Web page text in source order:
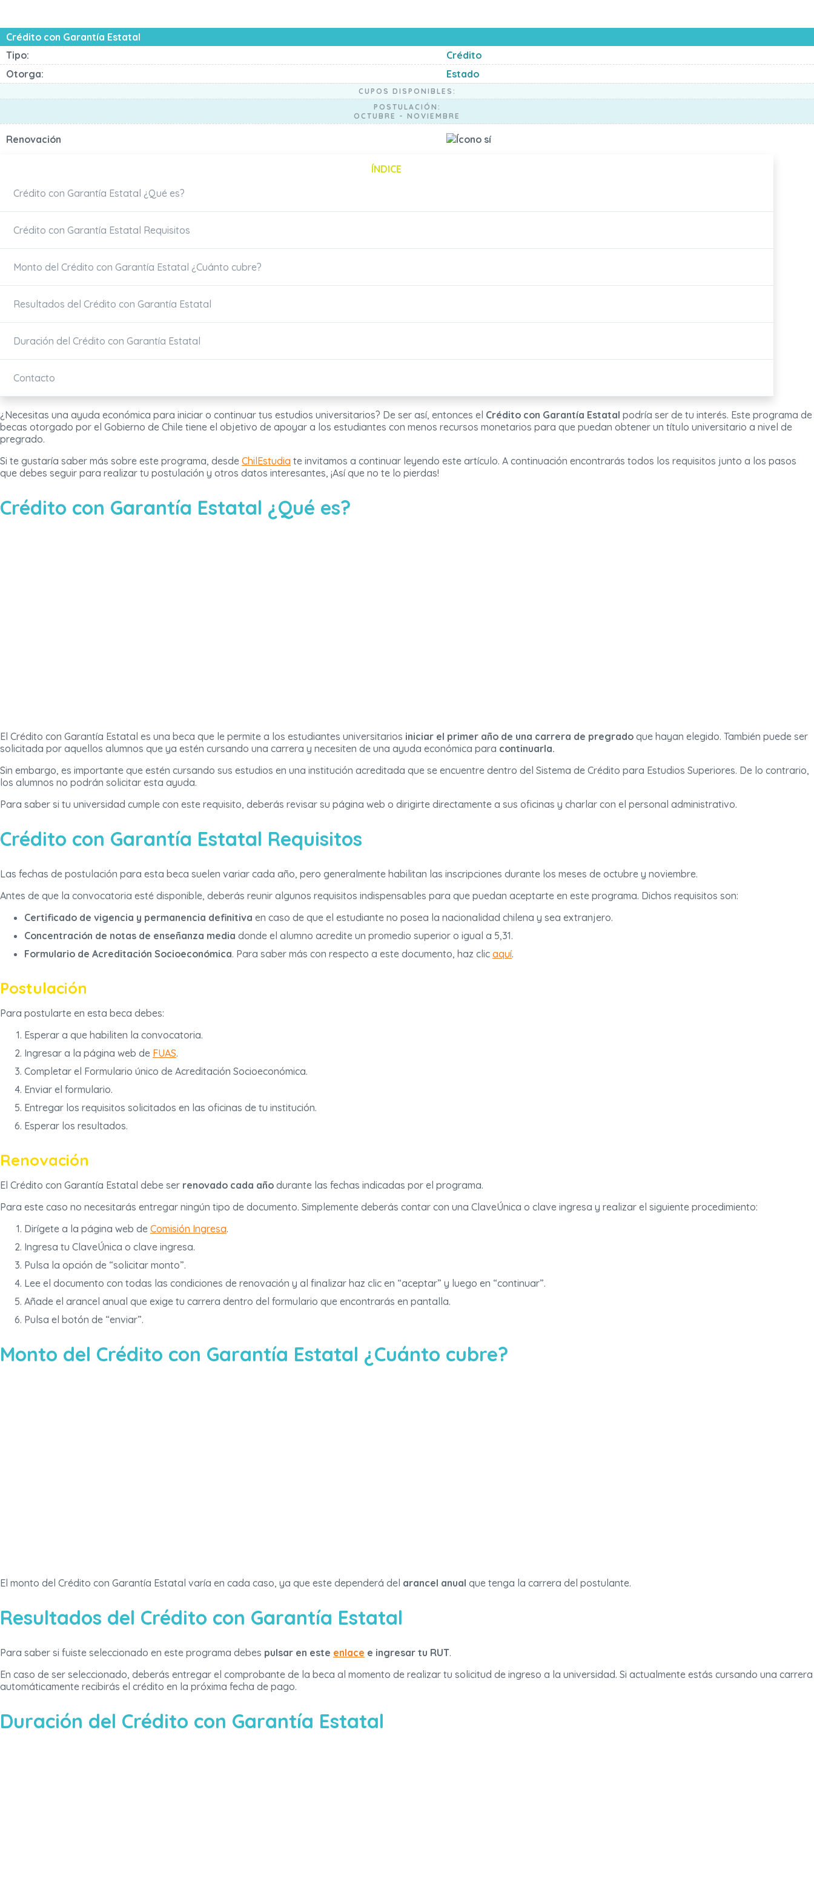
Crédito con Garantía Estatal
Tipo:
Crédito
Otorga:
Estado
CUPOS DISPONIBLES:
POSTULACIÓN:
OCTUBRE - NOVIEMBRE
Renovación
ÍNDICE
Crédito con Garantía Estatal ¿Qué es?
Crédito con Garantía Estatal Requisitos
Monto del Crédito con Garantía Estatal ¿Cuánto cubre?
Resultados del Crédito con Garantía Estatal
Duración del Crédito con Garantía Estatal
Contacto
¿Necesitas una ayuda económica para iniciar o continuar tus estudios universitarios? De ser así, entonces el Crédito con Garantía Estatal podría ser de tu interés. Este programa de
becas otorgado por el Gobierno de Chile tiene el objetivo de apoyar a los estudiantes con menos recursos monetarios para que puedan obtener un título universitario a nivel de
pregrado.
Si te gustaría saber más sobre este programa, desde ChilEstudia te invitamos a continuar leyendo este artículo. A continuación encontrarás todos los requisitos junto a los pasos
que debes seguir para realizar tu postulación y otros datos interesantes, ¡Así que no te lo pierdas!
Crédito con Garantía Estatal ¿Qué es?
El Crédito con Garantía Estatal es una beca que le permite a los estudiantes universitarios iniciar el primer año de una carrera de pregrado que hayan elegido. También puede ser
solicitada por aquellos alumnos que ya estén cursando una carrera y necesiten de una ayuda económica para continuarla.
Sin embargo, es importante que estén cursando sus estudios en una institución acreditada que se encuentre dentro del Sistema de Crédito para Estudios Superiores. De lo contrario,
los alumnos no podrán solicitar esta ayuda.
Para saber si tu universidad cumple con este requisito, deberás revisar su página web o dirigirte directamente a sus oficinas y charlar con el personal administrativo.
Crédito con Garantía Estatal Requisitos
Las fechas de postulación para esta beca suelen variar cada año, pero generalmente habilitan las inscripciones durante los meses de octubre y noviembre.
Antes de que la convocatoria esté disponible, deberás reunir algunos requisitos indispensables para que puedan aceptarte en este programa. Dichos requisitos son:
Certificado de vigencia y permanencia definitiva en caso de que el estudiante no posea la nacionalidad chilena y sea extranjero.
Concentración de notas de enseñanza media donde el alumno acredite un promedio superior o igual a 5,31.
Formulario de Acreditación Socioeconómica. Para saber más con respecto a este documento, haz clic aquí.
Postulación
Para postularte en esta beca debes:
Esperar a que habiliten la convocatoria.
Ingresar a la página web de FUAS.
Completar el Formulario único de Acreditación Socioeconómica.
Enviar el formulario.
Entregar los requisitos solicitados en las oficinas de tu institución.
Esperar los resultados.
Renovación
El Crédito con Garantía Estatal debe ser renovado cada año durante las fechas indicadas por el programa.
Para este caso no necesitarás entregar ningún tipo de documento. Simplemente deberás contar con una ClaveÚnica o clave ingresa y realizar el siguiente procedimiento:
Dirígete a la página web de Comisión Ingresa.
Ingresa tu ClaveÚnica o clave ingresa.
Pulsa la opción de “solicitar monto”.
Lee el documento con todas las condiciones de renovación y al finalizar haz clic en “aceptar” y luego en “continuar”.
Añade el arancel anual que exige tu carrera dentro del formulario que encontrarás en pantalla.
Pulsa el botón de “enviar”.
Monto del Crédito con Garantía Estatal ¿Cuánto cubre?
El monto del Crédito con Garantía Estatal varía en cada caso, ya que este dependerá del arancel anual que tenga la carrera del postulante.
Resultados del Crédito con Garantía Estatal
Para saber si fuiste seleccionado en este programa debes pulsar en este enlace e ingresar tu RUT.
En caso de ser seleccionado, deberás entregar el comprobante de la beca al momento de realizar tu solicitud de ingreso a la universidad. Si actualmente estás cursando una carrera
automáticamente recibirás el crédito en la próxima fecha de pago.
Duración del Crédito con Garantía Estatal